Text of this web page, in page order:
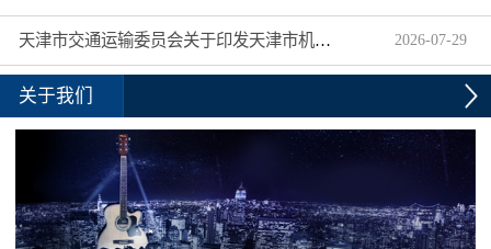
天津市交通运输委员会关于印发天津市机动车驾驶员培训机构及教练员综合信用评价管理办法的通知 2026-07-29
关于我们